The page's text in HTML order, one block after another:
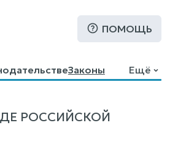
ПОМОЩЬ
Законы
Ещё
РОССИЙСКОЙ